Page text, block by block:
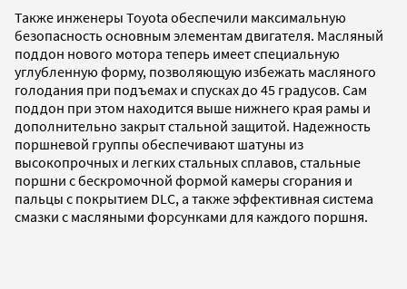
Также инженеры Toyota обеспечили максимальную
безопасность основным элементам двигателя. Масляный
поддон нового мотора теперь имеет специальную
углубленную форму, позволяющую избежать масляного
голодания при подъемах и спусках до 45 градусов. Сам
поддон при этом находится выше нижнего края рамы и
дополнительно закрыт стальной защитой. Надежность
поршневой группы обеспечивают шатуны из
высокопрочных и легких стальных сплавов, стальные
поршни с бескромочной формой камеры сгорания и
пальцы с покрытием DLC, а также эффективная система
смазки с масляными форсунками для каждого поршня.